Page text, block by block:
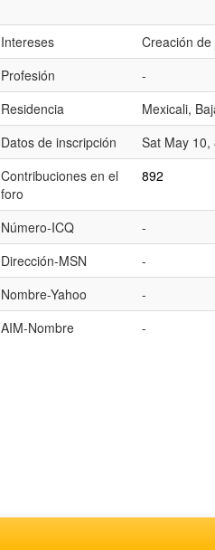
Intereses
Creación
Profesión
-
Residencia
Mexicali,
Datos de inscripción
Sat May 10,
Contribuciones en el
foro
892
Número-ICQ
-
Dirección-MSN
-
Nombre-Yahoo
-
AIM-Nombre
-